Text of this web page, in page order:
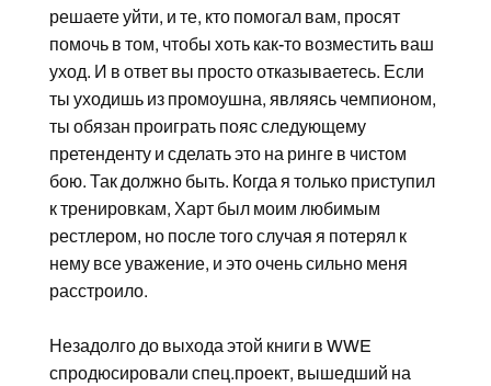
решаете уйти, и те, кто помогал вам, просят
помочь в том, чтобы хоть как-то возместить ваш
уход. И в ответ вы просто отказываетесь. Если
ты уходишь из промоушна, являясь чемпионом,
ты обязан проиграть пояс следующему
претенденту и сделать это на ринге в чистом
бою. Так должно быть. Когда я только приступил
к тренировкам, Харт был моим любимым
рестлером, но после того случая я потерял к
нему все уважение, и это очень сильно меня
расстроило.
Незадолго до выхода этой книги в WWE
спродюсировали спец.проект, вышедший на